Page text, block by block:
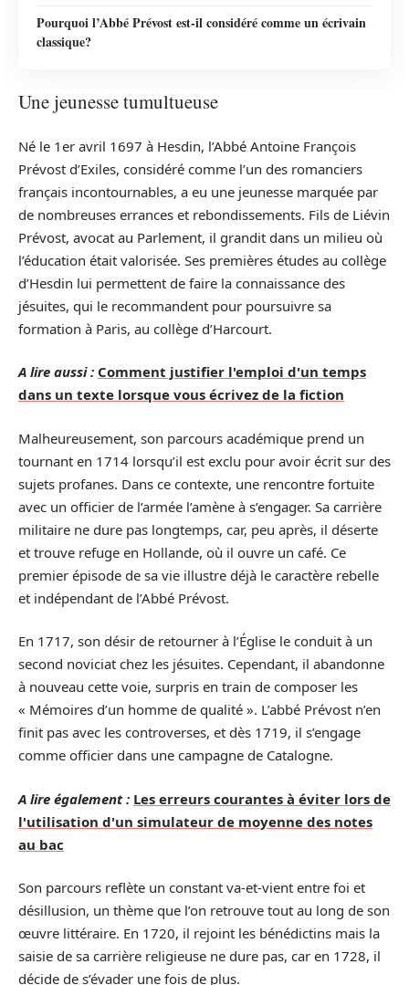
Pourquoi l’Abbé Prévost est-il considéré comme un écrivain
classique?
Une jeunesse tumultueuse
Né le 1er avril 1697 à Hesdin, l’Abbé Antoine François
Prévost d’Exiles, considéré comme l’un des romanciers
français incontournables, a eu une jeunesse marquée par
de nombreuses errances et rebondissements. Fils de Liévin
Prévost, avocat au Parlement, il grandit dans un milieu où
l’éducation était valorisée. Ses premières études au collège
d’Hesdin lui permettent de faire la connaissance des
jésuites, qui le recommandent pour poursuivre sa
formation à Paris, au collège d’Harcourt.
A lire aussi : Comment justifier l'emploi d'un temps
dans un texte lorsque vous écrivez de la fiction
Malheureusement, son parcours académique prend un
tournant en 1714 lorsqu’il est exclu pour avoir écrit sur des
sujets profanes. Dans ce contexte, une rencontre fortuite
avec un officier de l’armée l’amène à s’engager. Sa carrière
militaire ne dure pas longtemps, car, peu après, il déserte
et trouve refuge en Hollande, où il ouvre un café. Ce
premier épisode de sa vie illustre déjà le caractère rebelle
et indépendant de l’Abbé Prévost.
En 1717, son désir de retourner à l’Église le conduit à un
second noviciat chez les jésuites. Cependant, il abandonne
à nouveau cette voie, surpris en train de composer les
« Mémoires d’un homme de qualité ». L’abbé Prévost n’en
finit pas avec les controverses, et dès 1719, il s’engage
comme officier dans une campagne de Catalogne.
A lire également : Les erreurs courantes à éviter lors de
l'utilisation d'un simulateur de moyenne des notes
au bac
Son parcours reflète un constant va-et-vient entre foi et
désillusion, un thème que l’on retrouve tout au long de son
œuvre littéraire. En 1720, il rejoint les bénédictins mais la
saisie de sa carrière religieuse ne dure pas, car en 1728, il
décide de s’évader une fois de plus.